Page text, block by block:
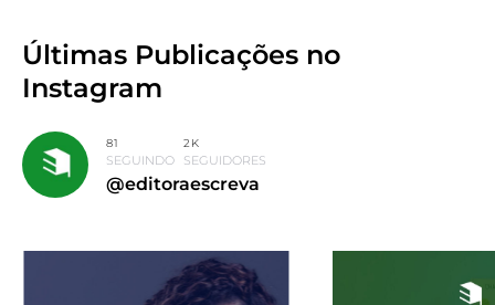
Últimas Publicações no
Instagram
81
SEGUINDO
2K
SEGUIDORES
@editoraescreva